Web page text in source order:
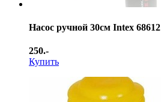
Насос ручной 30см Intex 68612
250.-
Купить